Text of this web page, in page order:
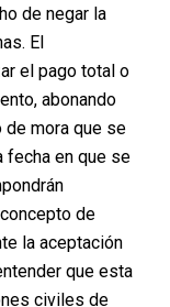
una
en
La
de negar la
El
el pago total o
abonando
mora que se
fecha en que se
de
la aceptación
que esta
civiles de